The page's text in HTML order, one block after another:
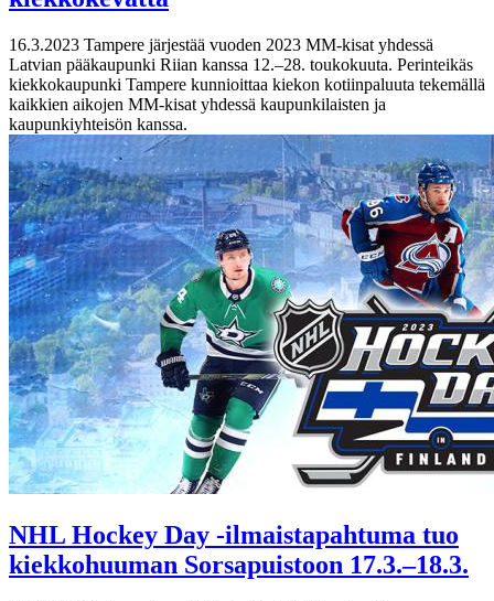
16.3.2023 Tampere järjestää vuoden 2023 MM-kisat yhdessä
Latvian pääkaupunki Riian kanssa 12.–28. toukokuuta. Perinteikäs
kiekkokaupunki Tampere kunnioittaa kiekon kotiinpaluuta tekemällä
kaikkien aikojen MM-kisat yhdessä kaupunkilaisten ja
kaupunkiyhteisön kanssa.
NHL Hockey Day -ilmaistapahtuma tuo
kiekkohuuman Sorsapuistoon 17.3.–18.3.